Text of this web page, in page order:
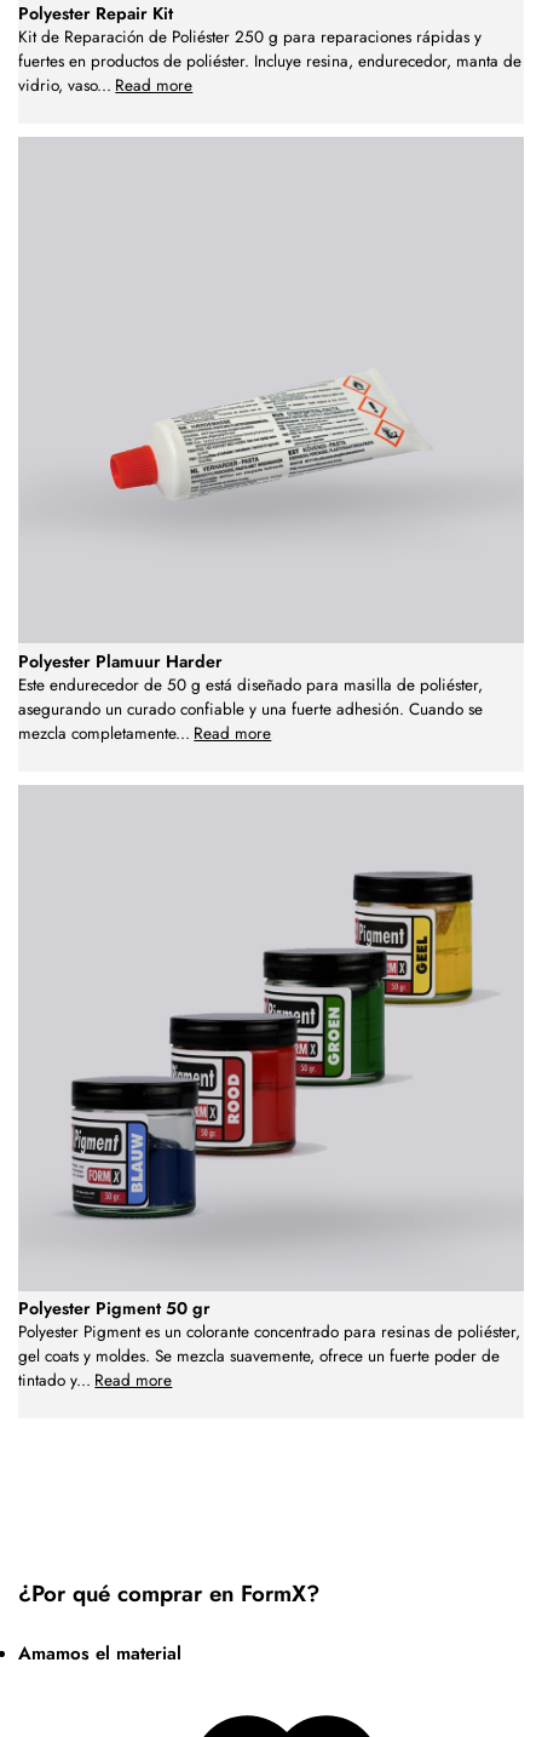
Polyester Repair Kit
Kit de Reparación de Poliéster 250 g para reparaciones rápidas y
fuertes en productos de poliéster. Incluye resina, endurecedor, manta de
vidrio, vaso... Read more
Polyester Plamuur Harder
Este endurecedor de 50 g está diseñado para masilla de poliéster,
asegurando un curado confiable y una fuerte adhesión. Cuando se
mezcla completamente... Read more
Polyester Pigment 50 gr
Polyester Pigment es un colorante concentrado para resinas de poliéster,
gel coats y moldes. Se mezcla suavemente, ofrece un fuerte poder de
tintado y... Read more
¿Por qué comprar en FormX?
Amamos el material